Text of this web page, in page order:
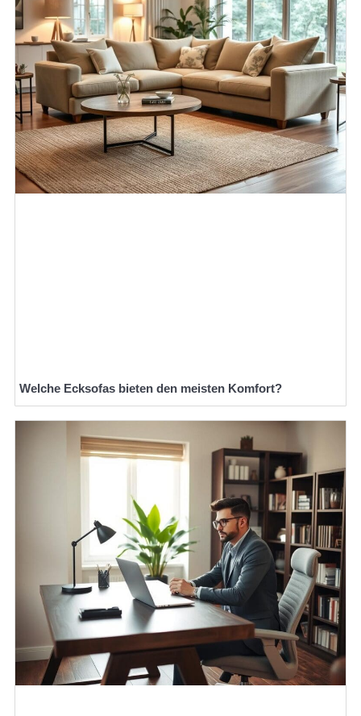
Welche Ecksofas bieten den meisten Komfort?